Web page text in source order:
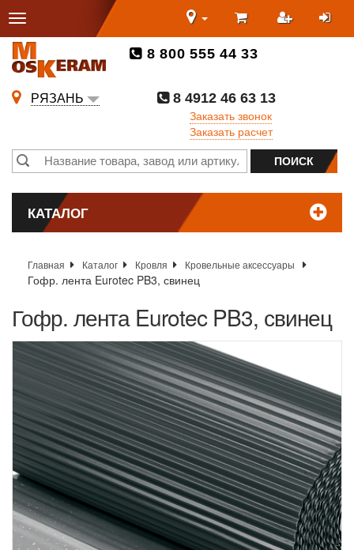
8 800 555 44 33
РЯЗАНЬ
8 4912 46 63 13
Заказать звонок
Заказать расчет
КАТАЛОГ
Главная Каталог Кровля Кровельные аксессуары
Гофр. лента Eurotec PB3, свинец
Гофр. лента Eurotec PB3, свинец